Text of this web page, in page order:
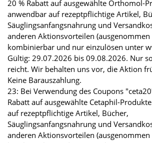
20 % Rabatt auf ausgewählte Orthomol-
anwendbar auf rezeptpflichtige Artikel,
Säuglingsanfangsnahrung und
anderen Aktionsvorteilen (ausgenommen
kombinierbar und nur einzulösen unter
Gültig: 29.07.2026 bis 09.08.2026. Nur
reicht. Wir behalten uns vor, die Aktion
Keine Barauszahlung.
23: Bei Verwendung des Coupons
Rabatt auf ausgewählte Cetaphil-
auf rezeptpflichtige Artikel, Bücher,
Säuglingsanfangsnahrung und
anderen Aktionsvorteilen (ausgenommen